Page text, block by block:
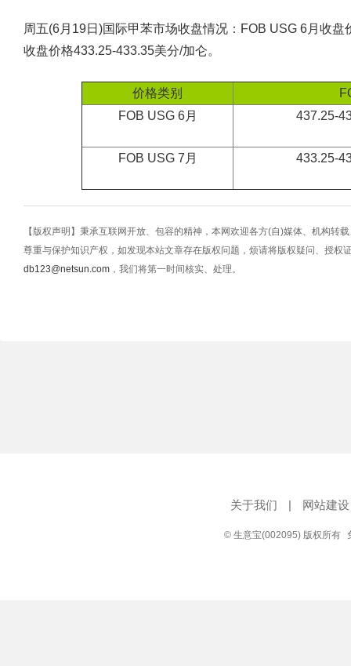
周五(6月19日)国际甲苯市场收盘情况：FOB USG 6月收
收盘价格433.25-433.35美分/加仑。
价格类别
FOB USG 6月
437.25-
FOB USG 7月 433.25-
【版权声明】秉承互联网开放、包容的精神，本网欢迎各方(自)媒体、机构转
尊重与保护知识产权，如发现本站文章存在版权问题，烦请将版权疑问、授权
db123@netsun.com ，我们将第一时间核实、处理。
关于我们 | 网站建设
© 生意宝(002095) 版权所有